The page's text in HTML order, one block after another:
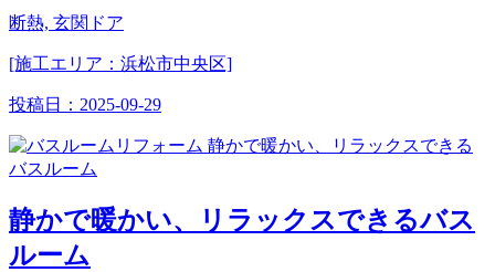
断熱, 玄関ドア
[施工エリア：浜松市中央区]
投稿日： 2025-09-29
静かで暖かい、リラックスできるバス
ルーム